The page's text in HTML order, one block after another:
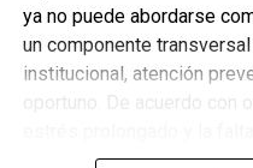
ya no puede abordarse
un componente
institucional, atención
oportuno. De acuerdo
incrementan el riesgo de